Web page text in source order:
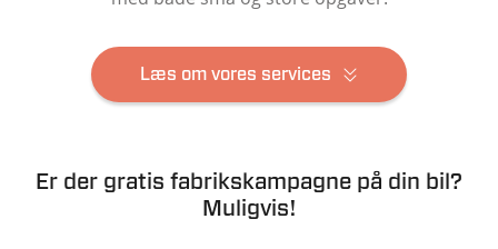
Læs om vores services
Er der gratis fabrikskampagne på din bil?
Muligvis!